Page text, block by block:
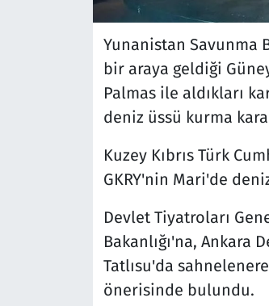
Yunanistan Savunma
bir araya geldiği
Palmas ile aldıkları
deniz üssü kurma
Kuzey Kıbrıs Türk
GKRY'nin Mari'de
Devlet Tiyatroları
Bakanlığı'na, Ankara
Tatlısu'da
önerisinde bulundu.